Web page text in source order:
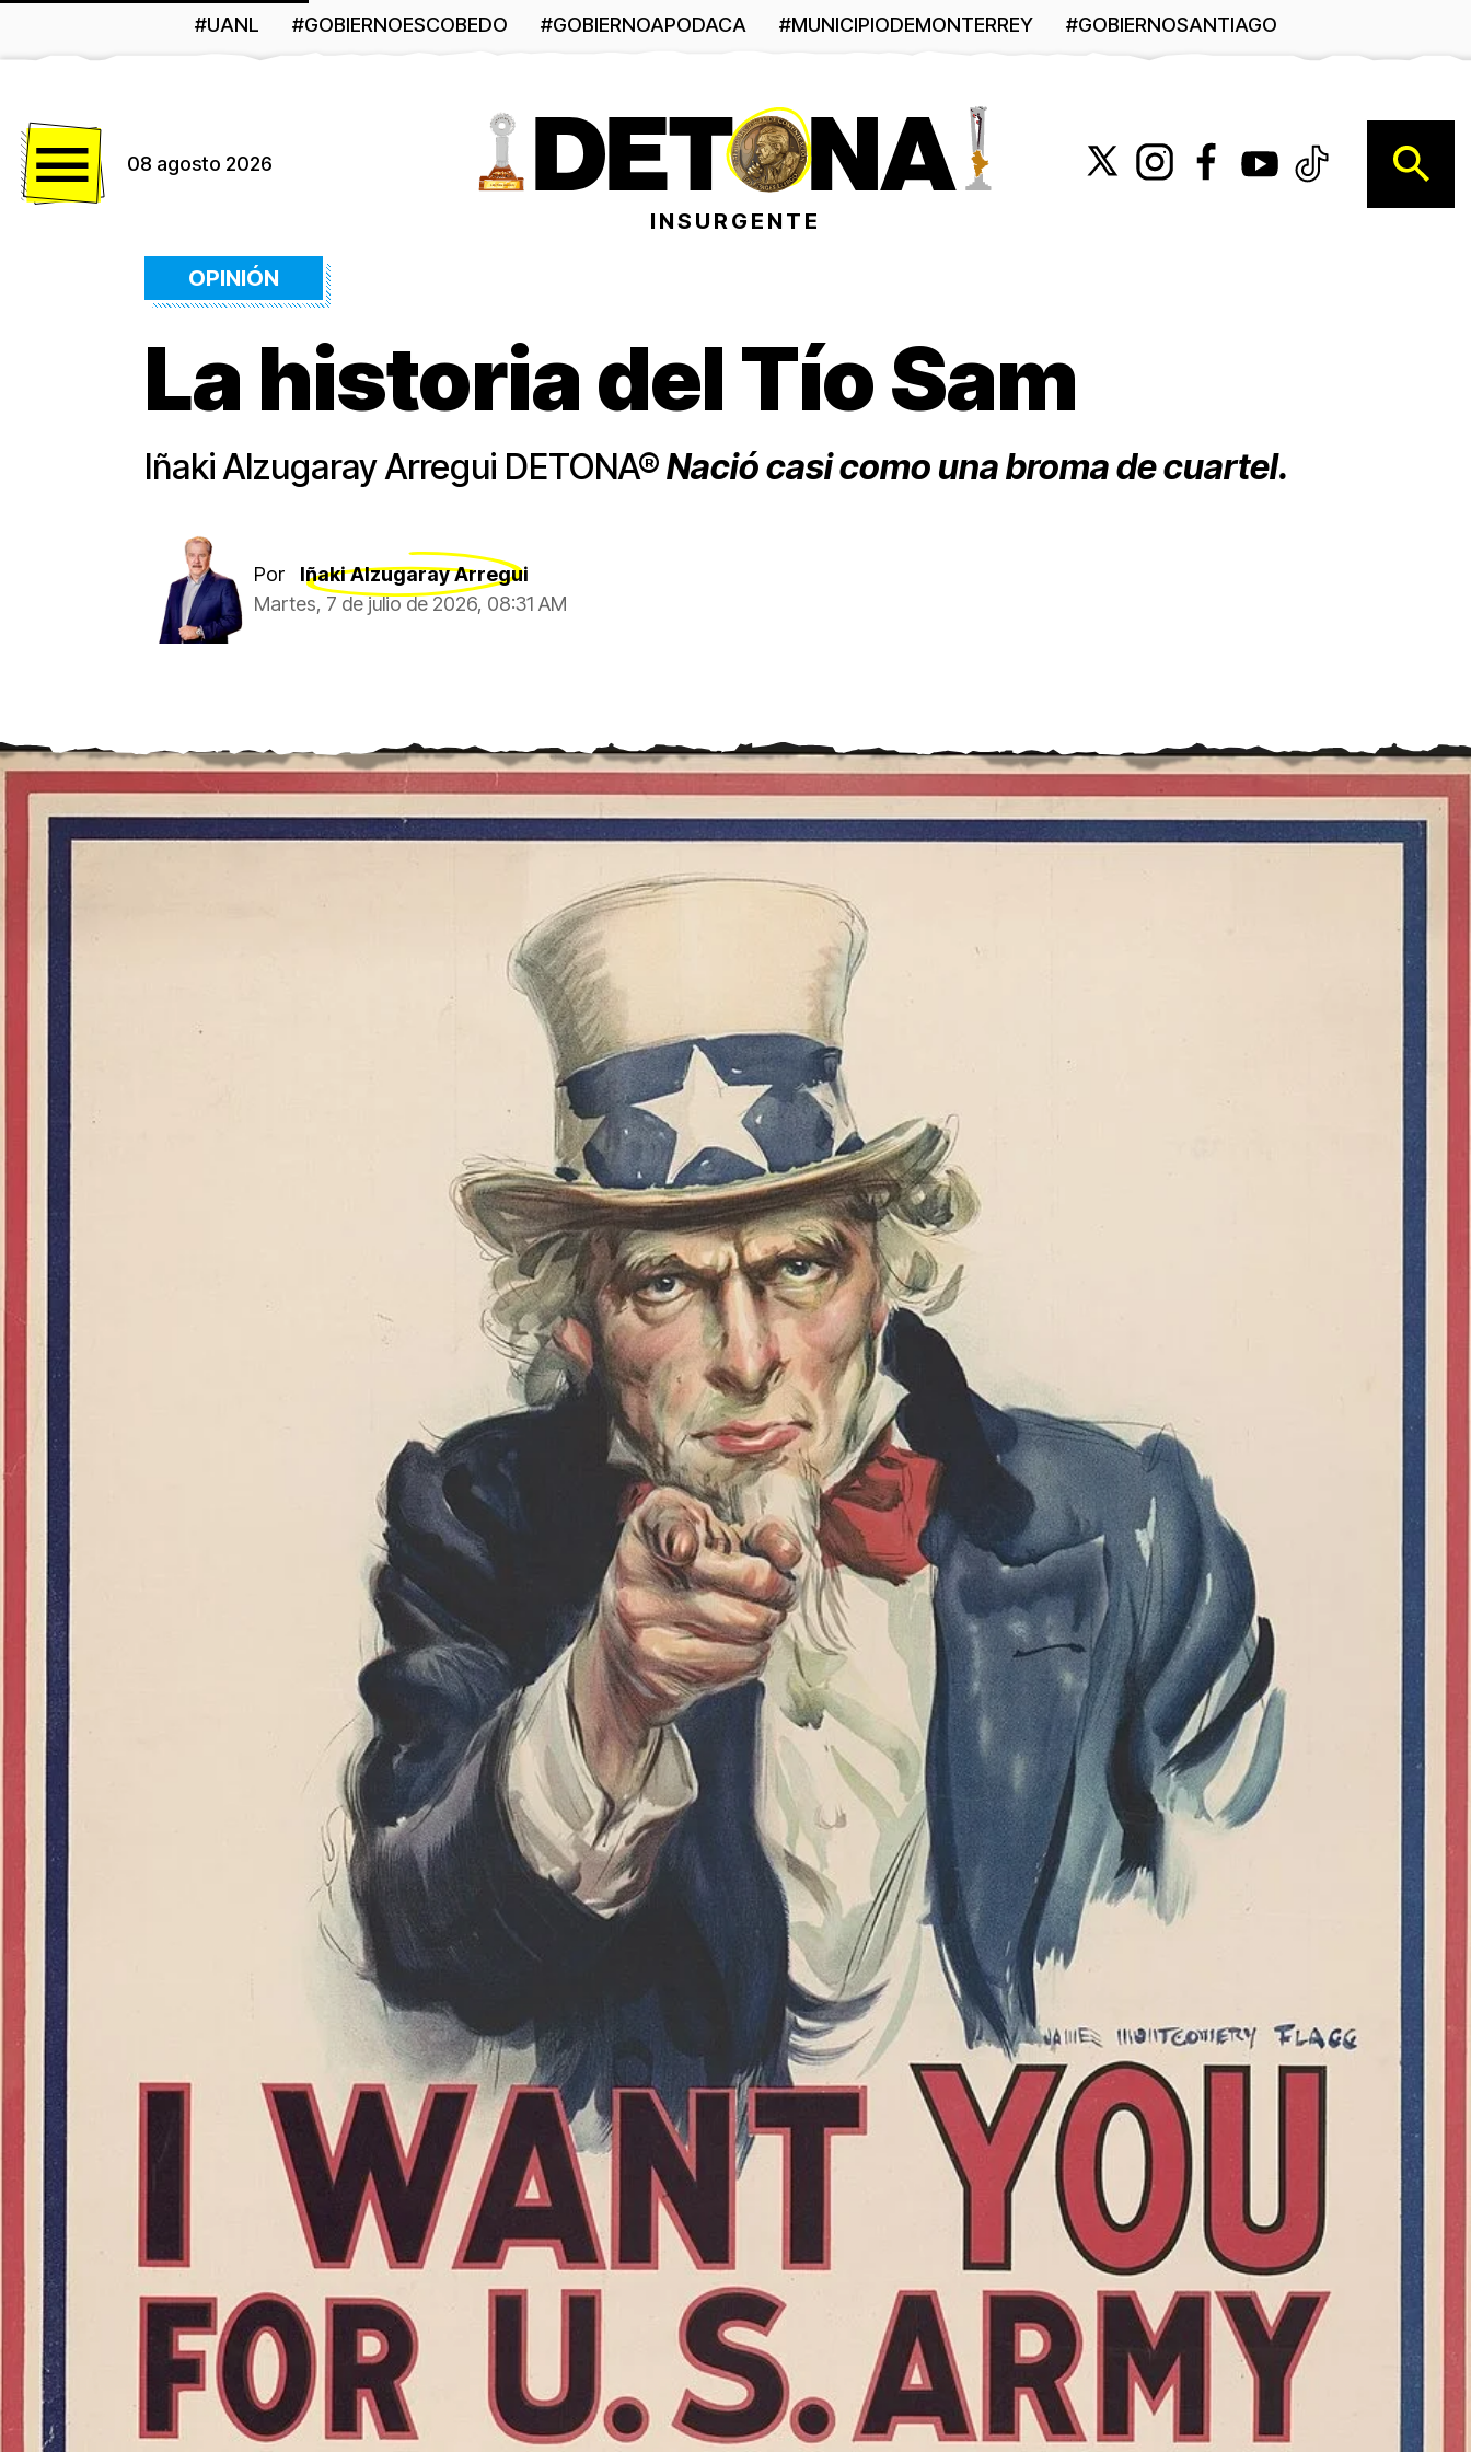
#UANL #GOBIERNOESCOBEDO #GOBIERNOAPODACA #MUNICIPIODEMONTERREY #GOBIERNOSANTIAGO
08 agosto 2026
INSURGENTE
OPINIÓN
La historia del Tío Sam
Iñaki Alzugaray Arregui DETONA®Nació casi como una broma de cuartel.
Por
Iñaki Alzugaray Arregui
Martes, 7 de julio de 2026, 08:31 AM